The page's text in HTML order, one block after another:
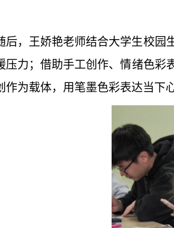
后，王娇艳老师结合大学生校园
压力；借助手工创作、情绪色彩
作为载体，用笔墨色彩表达当下